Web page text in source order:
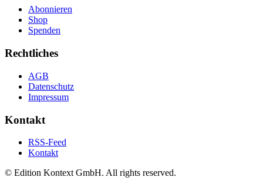
Abonnieren
Shop
Spenden
Rechtliches
AGB
Datenschutz
Impressum
Kontakt
RSS-Feed
Kontakt
© Edition Kontext GmbH. All rights reserved.